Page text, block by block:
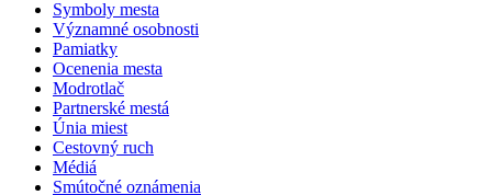
Symboly mesta
Významné osobnosti
Pamiatky
Ocenenia mesta
Modrotlač
Partnerské mestá
Únia miest
Cestovný ruch
Médiá
Smútočné oznámenia